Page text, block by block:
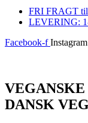
FRI FRAGT
LEVERING:
Facebook-f Instagram
DANSK